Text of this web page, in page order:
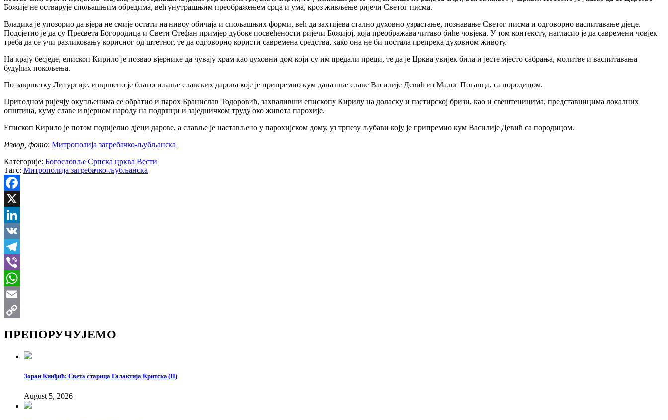
Божије не остварује спољашњим обредима, већ унутрашњим преображењем срца и ума, кроз живљење ријечи Светог писма.
Владика је упозорио да вјера не смије остати на нивоу обичаја и спољашњих форми, већ да захтијева стално духовно узрастање, познавање Светог писма и одговорно васпитавање д‌јеце.
Подсјетио је да су Пресвета Богородица и Свети Стефан примјер дубоке посвећености ријечи Божијој, која преображава читаво биће човјека. У том контексту, нагласио је да савремени човјек
треба да се учи разликовању корисног од штетног, те да одговорно користи савремена средства, како она не би постала препрека духовном животу.
На крају бесједе, епископ Кирило је позвао вјернике да чувају храм као духовни дом који су им предали преци, те да је Црква увијек била и јесте мјесто сабрања, молитве и васпитавања
будућих покољења.
По завршетку Литургије, извршено је благосиљање славских дарова које је припремио кум данашње славе Василије Девић из Малог Поганца, са породицом.
Пригодном ријечју окупљенима се обратио и парох Бранислав Тодоровић, захваливши епископу Кирилу на доласку и пастирској бризи, као и свештеницима, представницима локалних
општина, куму славе и вјерном народу на подршци и заједничком труду око живота парохије.
Епископ Кирило је потом подијелио д‌јеци дарове, а славље је настављено у парохијском дому, уз трпезу љубави коју је припремио кум Василије Девић са породицом.
Извор, фото: Митрополија загребачко-љубљанска
Категорије: Богословље Српска црква Вести
Тагс: Митрополија загребачко-љубљанска
Facebook
X
LinkedIn
VK
Telegram
Viber
WhatsApp
Email
ПРЕПОРУЧУЈЕМО
Зоран Кинђић: Света старица Галактија Критска (II)
August 5, 2026